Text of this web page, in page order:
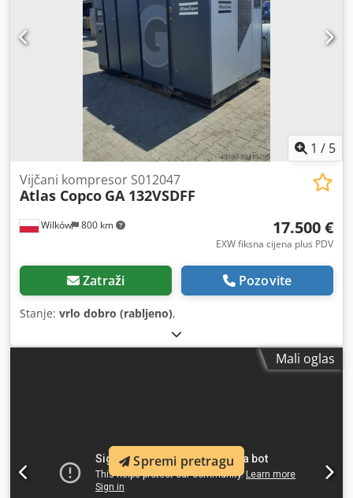
1 / 5
Wilków 800 km
Vijčani kompresor S012047
Atlas Copco GA 132VSDFF
17.500 €
EXW fiksna cijena plus PDV
Zatraži Pozovite
Stanje: vrlo dobro (rabljeno),
Mali oglas
Spremi pretragu